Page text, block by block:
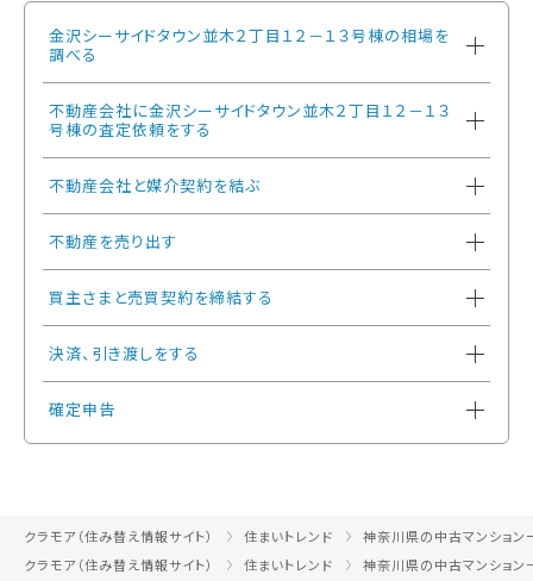
金沢シーサイドタウン並木２丁目１２－１３号棟の相場を
調べる
不動産会社に金沢シーサイドタウン並木２丁目１２－１３
号棟の査定依頼をする
不動産会社と媒介契約を結ぶ
不動産を売り出す
買主さまと売買契約を締結する
決済、引き渡しをする
確定申告
クラモア（住み替え情報サイト） 住まいトレンド
神奈川県の中古マンション
クラモア（住み替え情報サイト）
住まいトレンド
神奈川県の中古マンション